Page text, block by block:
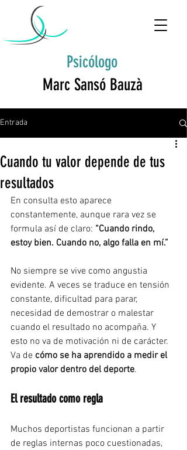
Psicólogo
Marc Sansó Bauzà
Entrada
Cuando tu valor depende de tus
resultados
En consulta esto aparece
constantemente, aunque rara vez se
formula así de claro: “Cuando rindo,
estoy bien. Cuando no, algo falla en mí.”
No siempre se vive como angustia
evidente. A veces se traduce en tensión
constante, dificultad para parar,
necesidad de demostrar o malestar
cuando el resultado no acompaña. Y
esto no va de motivación ni de carácter.
Va de cómo se ha aprendido a medir el
propio valor dentro del deporte.
El resultado como regla
Muchos deportistas funcionan a partir
de reglas internas poco cuestionadas,